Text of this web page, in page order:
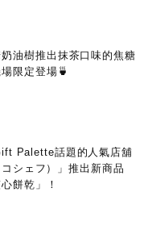
油樹推出抹茶口味的焦糖
限定登場🍵
Palette話題的人氣店舖
シェフ）」推出新商品
餅乾」！